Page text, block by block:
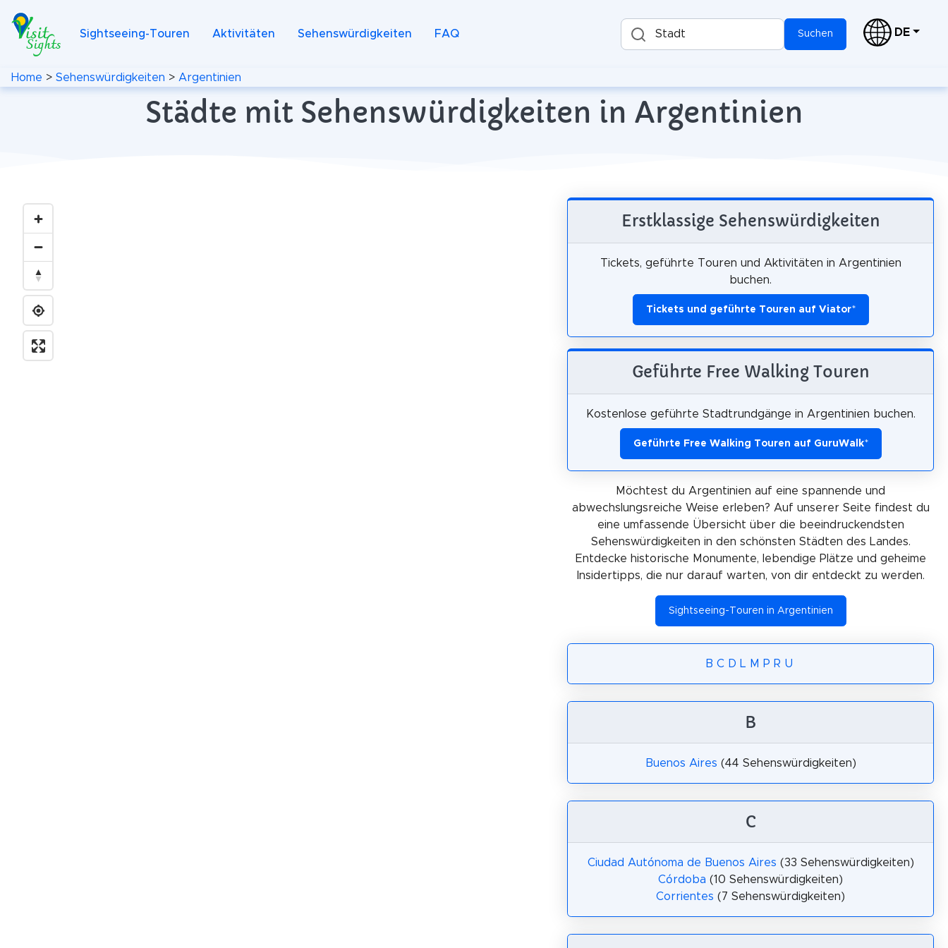
Sightseeing-Touren Aktivitäten Sehenswürdigkeiten FAQ Stadt Suchen DE
Home > Sehenswürdigkeiten > Argentinien
Städte mit Sehenswürdigkeiten in Argentinien
Erstklassige Sehenswürdigkeiten
Tickets, geführte Touren und Aktivitäten in Argentinien
buchen.
Tickets und geführte Touren auf Viator*
Geführte Free Walking Touren
Kostenlose geführte Stadtrundgänge in Argentinien buchen.
Geführte Free Walking Touren auf GuruWalk*
Möchtest du Argentinien auf eine spannende und
abwechslungsreiche Weise erleben? Auf unserer Seite findest du
eine umfassende Übersicht über die beeindruckendsten
Sehenswürdigkeiten in den schönsten Städten des Landes.
Entdecke historische Monumente, lebendige Plätze und geheime
Insidertipps, die nur darauf warten, von dir entdeckt zu werden.
Sightseeing-Touren in Argentinien
B C D L M P R U
B
Buenos Aires (44 Sehenswürdigkeiten)
C
Ciudad Autónoma de Buenos Aires (33 Sehenswürdigkeiten)
Córdoba (10 Sehenswürdigkeiten)
Corrientes (7 Sehenswürdigkeiten)